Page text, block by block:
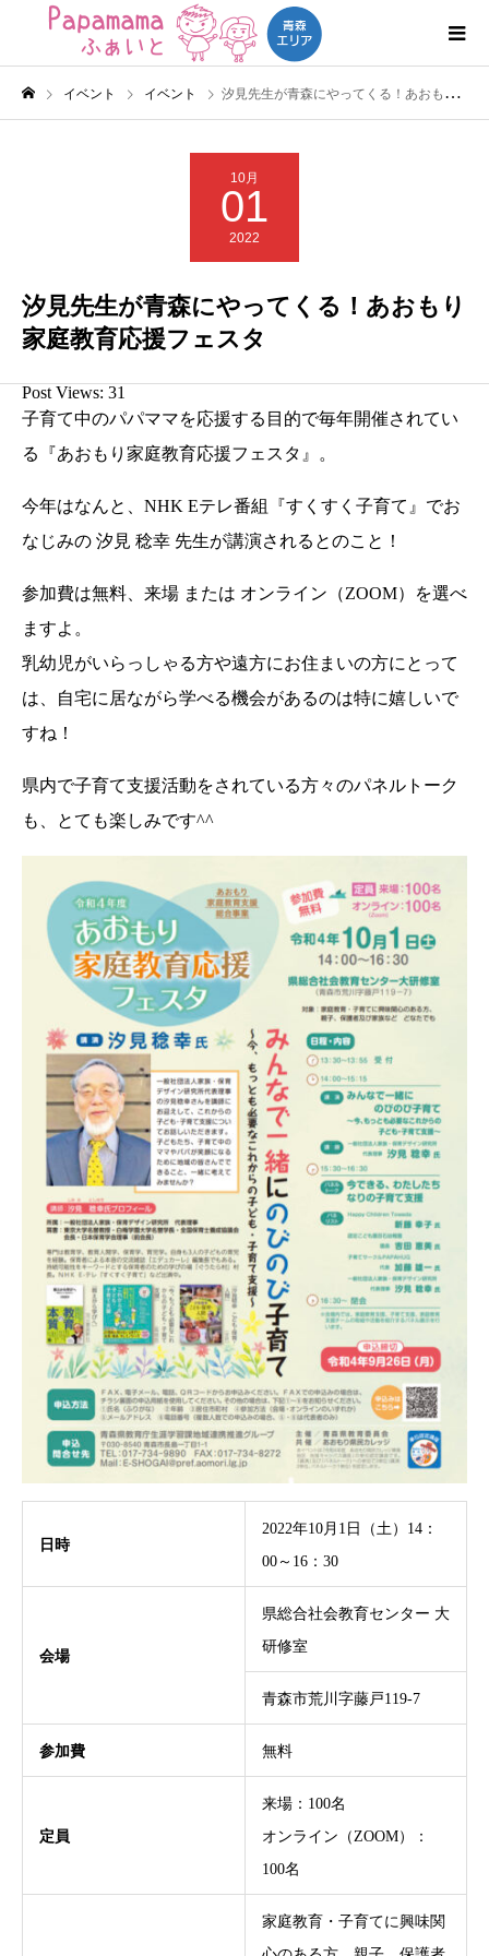
イベント イベント 汐見先生が青森にやってくる！あおもり家庭教育応援フェスタ
10月
01
2022
汐見先生が青森にやってくる！あおもり
家庭教育応援フェスタ
Post Views: 31
子育て中のパパママを応援する目的で毎年開催されてい
る『あおもり家庭教育応援フェスタ』。
今年はなんと、NHK Eテレ番組『すくすく子育て』でお
なじみの 汐見 稔幸 先生が講演されるとのこと！
参加費は無料、来場 または オンライン（ZOOM）を選べ
ますよ。
乳幼児がいらっしゃる方や遠方にお住まいの方にとって
は、自宅に居ながら学べる機会があるのは特に嬉しいで
すね！
県内で子育て支援活動をされている方々のパネルトーク
も、とても楽しみです^^
日時
2022年10月1日（土）14：
00～16：30
会場
県総合社会教育センター 大
研修室
青森市荒川字藤戸119-7
参加費 無料
定員
来場：100名
オンライン（ZOOM）：
100名
家庭教育・子育てに興味関